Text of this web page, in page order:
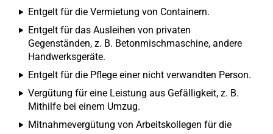
Entgelt für die Vermietung von Containern.
Entgelt für das Ausleihen von privaten
Gegenständen, z. B. Betonmischmaschine, andere
Handwerksgeräte.
Entgelt für die Pflege einer nicht verwandten Person.
Vergütung für eine Leistung aus Gefälligkeit, z. B.
Mithilfe bei einem Umzug.
Mitnahmevergütung von Arbeitskollegen für die